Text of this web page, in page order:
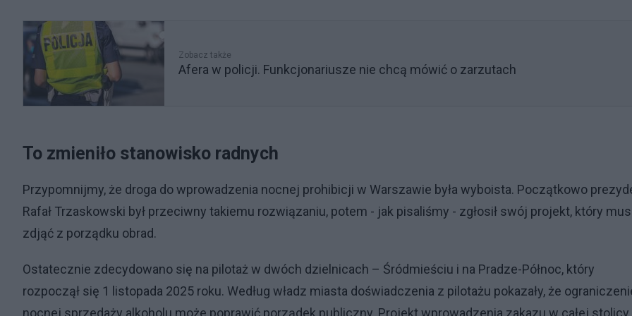
Zobacz także
Afera w policji. Funkcjonariusze nie chcą mówić o zarzutach
To zmieniło stanowisko radnych
Przypomnijmy, że droga do wprowadzenia nocnej prohibicji w Warszawie była wyboista. Początkowo
Rafał Trzaskowski był przeciwny takiemu rozwiązaniu, potem - jak pisaliśmy - zgłosił swój projekt, który
zdjąć z porządku obrad.
Ostatecznie zdecydowano się na pilotaż w dwóch dzielnicach – Śródmieściu i na Pradze-Północ, który
rozpoczął się 1 listopada 2025 roku. Według władz miasta doświadczenia z pilotażu pokazały, że
nocnej sprzedaży alkoholu może poprawić porządek publiczny. Projekt wprowadzenia zakazu w całej stolicy